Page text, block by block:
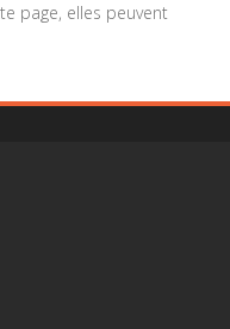
page, elles peuvent